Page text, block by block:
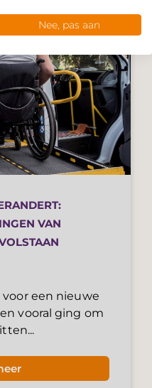
VAN
een nieuwe
vooral ging om
Nee, pas aan